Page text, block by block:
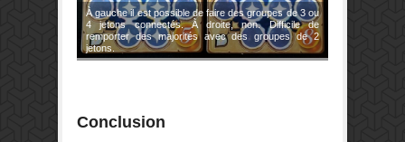
À gauche il est possible de faire des groupes de 3 ou
4 jetons connectés. À droite, non. Difficile de
remporter des majorités avec des groupes de 2
jetons.
Conclusion